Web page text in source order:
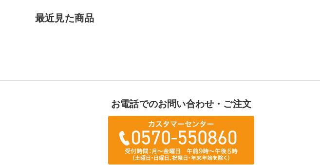
最近見た商品
お電話でのお問い合わせ・ご注文